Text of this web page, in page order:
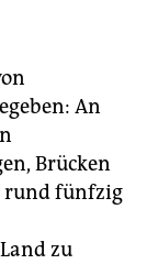
An
Brücken
rund fünfzig
zu